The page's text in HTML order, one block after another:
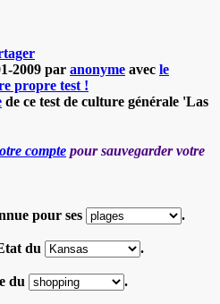
2009 par anonyme avec le
propre test !
de ce test de culture générale 'Las
compte pour sauvegarder votre
pour ses .
du .
du .